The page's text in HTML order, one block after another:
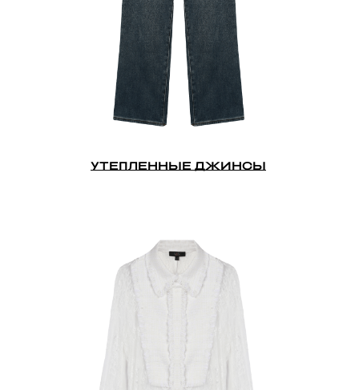
УТЕПЛЕННЫЕ ДЖИНСЫ